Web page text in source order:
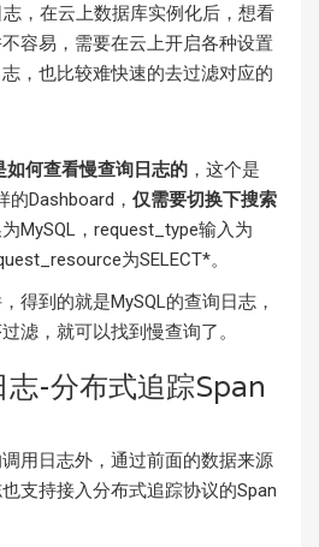
，在云上数据库实例化后，想看
容易，需要在云上开启各种设置
，也比较难快速的去过滤对应的
如何查看慢查询日志的 ，这个是
的Dashboard， 仅需要切换下搜索
为MySQL，request_type输入为
为SELECT*。
得到的就是MySQL的查询日志，
滤，就可以找到慢查询了。
-分布式追踪Span
用日志外，通过前面的数据来源
支持接入分布式追踪协议的Span